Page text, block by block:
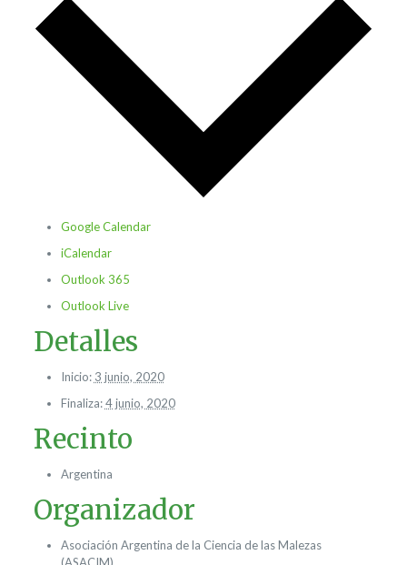
Google Calendar
iCalendar
Outlook 365
Outlook Live
Detalles
Inicio: 3 junio, 2020
Finaliza:4 junio, 2020
Recinto
Argentina
Organizador
Asociación Argentina de la Ciencia de las Malezas
(ASACIM)